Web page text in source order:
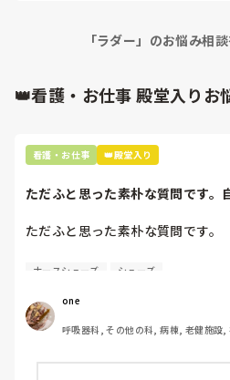
るのにも関わらずVS測定は検温
全く書けず処置解除に入ると、そ
りで仕事してるのか？全部、あな
たのか説明してもらわないと困る
告するつもりだったことを伝えた
次へ続く
しれないですが、記録が書けなか
「ラダー」のお悩み相
👑看護・お仕事 殿堂入りお
看護・お仕事 👑殿堂入り
ただふと思った素朴な質問です。
ただふと思った素朴な質問です。
自費購入するナースシューズ(職
わたしの職場の指定は「白のスニ
すぐに汚くなるので1,500円は絶
半年〜1年未満で交換しています。
ナースシューズ シューズ
one
呼吸器科, その他の科, 病棟, 老健施設,